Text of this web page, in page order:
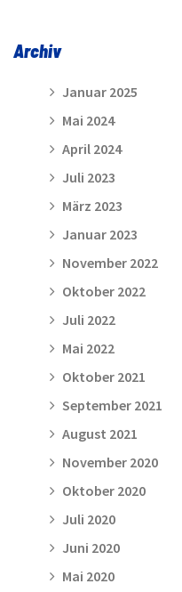
Archiv
Januar 2025
Mai 2024
April 2024
Juli 2023
März 2023
Januar 2023
November 2022
Oktober 2022
Juli 2022
Mai 2022
Oktober 2021
September 2021
August 2021
November 2020
Oktober 2020
Juli 2020
Juni 2020
Mai 2020